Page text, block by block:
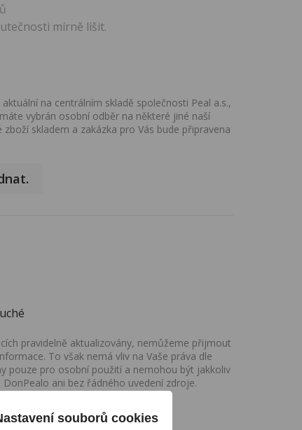
mírně lišit.
na centrálním skladě společnosti Peal a.s.,
vybrán osobní odběr na některé jiné naší
skladem a zakázka pro Vás bude připravena
pravidelně aktualizovány, nemůžeme přijmout
To však nemá vliv na Vaše práva dle
pouze pro osobní použití a nemohou být jakkoliv
ani bez řádného uvedení zdroje.
souborů cookies